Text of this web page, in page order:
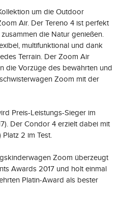
um die Outdoor
Air. Der Tereno 4 ist perfekt
die Natur genießen.
multifunktional und dank
Terrain. Der Zoom Air
die Vorzüge des bewährten und
Zoom mit der
Preis-Leistungs-Sieger im
Der Condor 4 erzielt dabei mit
2 im Test.
Zoom überzeugt
Awards 2017 und holt einmal
Platin-Award als bester